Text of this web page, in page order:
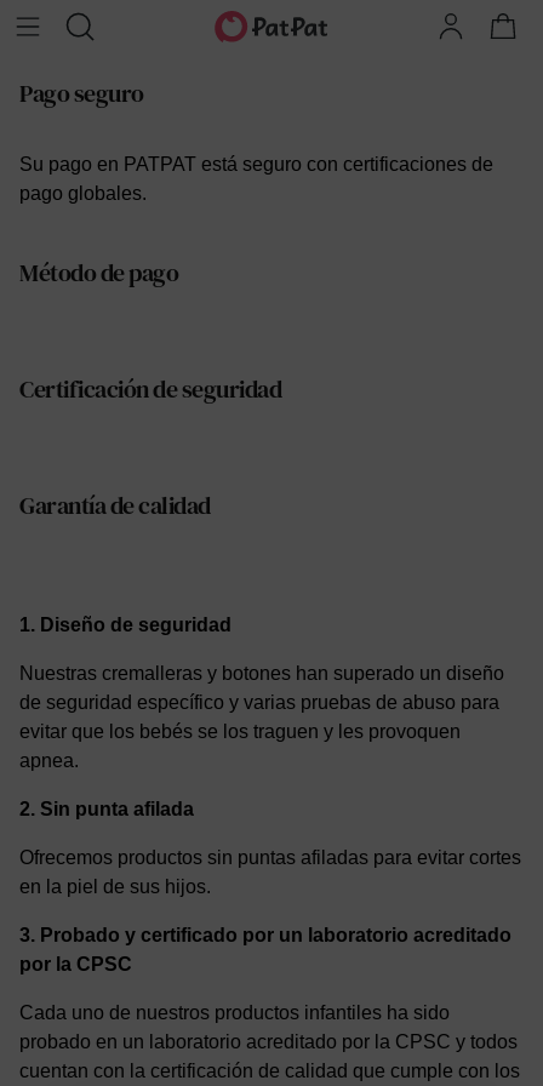
Pago seguro
Su pago en PATPAT está seguro con certificaciones de
pago globales.
Método de pago
Certificación de seguridad
Garantía de calidad
1. Diseño de seguridad
Nuestras cremalleras y botones han superado un diseño
de seguridad específico y varias pruebas de abuso para
evitar que los bebés se los traguen y les provoquen
apnea.
2. Sin punta afilada
Ofrecemos productos sin puntas afiladas para evitar cortes
en la piel de sus hijos.
3. Probado y certificado por un laboratorio acreditado
por la CPSC
Cada uno de nuestros productos infantiles ha sido
probado en un laboratorio acreditado por la CPSC y todos
cuentan con la certificación de calidad que cumple con los